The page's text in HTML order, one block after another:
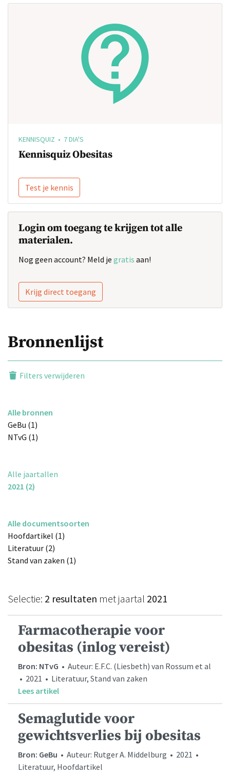
KENNISQUIZ • 7 DIA'S
Kennisquiz Obesitas
Test je kennis
Login om toegang te krijgen tot alle
materialen.
Nog geen account? Meld je gratis aan!
Krijg direct toegang
Bronnenlijst
Filters verwijderen
Alle bronnen
GeBu (1)
NTvG (1)
Alle jaartallen
2021 (2)
Alle documentsoorten
Hoofdartikel (1)
Literatuur (2)
Stand van zaken (1)
Selectie: 2 resultaten met jaartal 2021
Farmacotherapie voor
obesitas (inlog vereist)
Bron: NTvG • Auteur: E.F.C. (Liesbeth) van Rossum et al
• 2021 • Literatuur, Stand van zaken
Lees artikel
Semaglutide voor
gewichtsverlies bij obesitas
Bron: GeBu • Auteur: Rutger A. Middelburg • 2021 •
Literatuur, Hoofdartikel